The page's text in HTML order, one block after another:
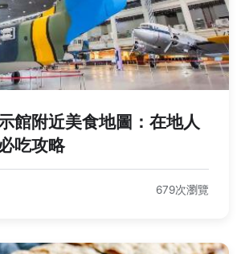
館附近美食地圖：在地人
吃攻略
679次瀏覽